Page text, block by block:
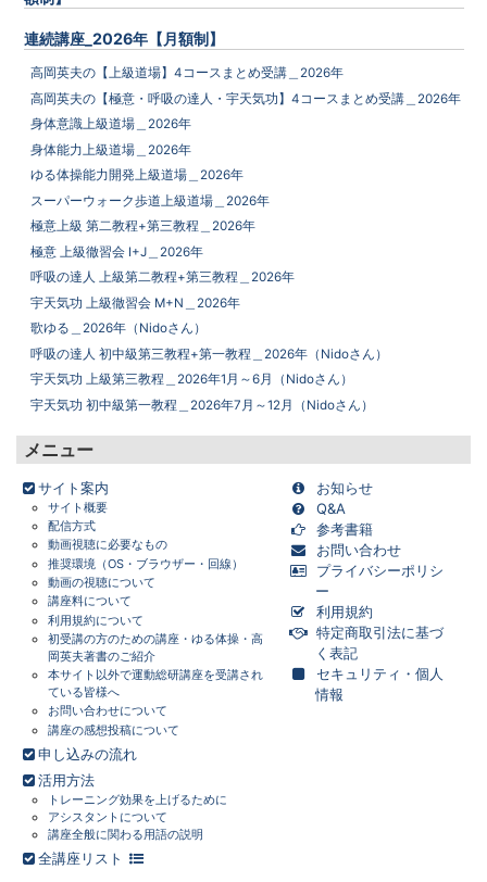
連続講座_2026年【月額制】
高岡英夫の【上級道場】4コースまとめ受講＿2026年
高岡英夫の【極意・呼吸の達人・宇天気功】4コースまとめ受講＿2026年
身体意識上級道場＿2026年
身体能力上級道場＿2026年
ゆる体操能力開発上級道場＿2026年
スーパーウォーク歩道上級道場＿2026年
極意上級 第二教程+第三教程＿2026年
極意 上級徹習会 I+J＿2026年
呼吸の達人 上級第二教程+第三教程＿2026年
宇天気功 上級徹習会 M+N＿2026年
歌ゆる＿2026年（Nidoさん）
呼吸の達人 初中級第三教程+第一教程＿2026年（Nidoさん）
宇天気功 上級第三教程＿2026年1月～6月（Nidoさん）
宇天気功 初中級第一教程＿2026年7月～12月（Nidoさん）
メニュー
サイト案内
サイト概要
配信方式
動画視聴に必要なもの
推奨環境（OS・ブラウザー・回線）
動画の視聴について
講座料について
利用規約について
初受講の方のための講座・ゆる体操・高
岡英夫著書のご紹介
本サイト以外で運動総研講座を受講され
ている皆様へ
お問い合わせについて
講座の感想投稿について
申し込みの流れ
活用方法
トレーニング効果を上げるために
アシスタントについて
講座全般に関わる用語の説明
全講座リスト
お知らせ
Q&A
参考書籍
お問い合わせ
プライバシーポリシ
ー
利用規約
特定商取引法に基づ
く表記
セキュリティ・個人
情報